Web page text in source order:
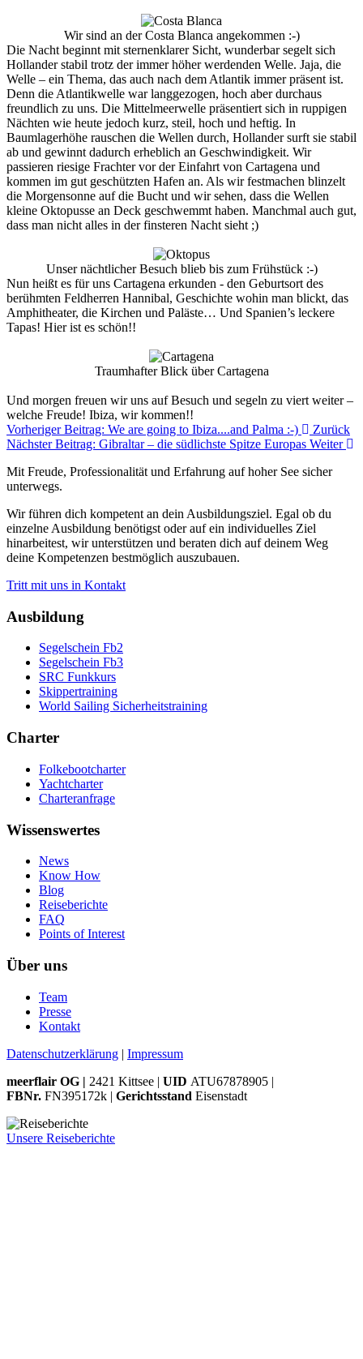
Wir sind an der Costa Blanca angekommen :-)
Die Nacht beginnt mit sternenklarer Sicht, wunderbar segelt sich
Hollander stabil trotz der immer höher werdenden Welle. Jaja, die
Welle – ein Thema, das auch nach dem Atlantik immer präsent ist.
Denn die Atlantikwelle war langgezogen, hoch aber durchaus
freundlich zu uns. Die Mittelmeerwelle präsentiert sich in ruppigen
Nächten wie heute jedoch kurz, steil, hoch und heftig. In
Baumlagerhöhe rauschen die Wellen durch, Hollander surft sie stabil
ab und gewinnt dadurch erheblich an Geschwindigkeit. Wir
passieren riesige Frachter vor der Einfahrt von Cartagena und
kommen im gut geschützten Hafen an. Als wir festmachen blinzelt
die Morgensonne auf die Bucht und wir sehen, dass die Wellen
kleine Oktopusse an Deck geschwemmt haben. Manchmal auch gut,
dass man nicht alles in der finsteren Nacht sieht ;)
Unser nächtlicher Besuch blieb bis zum Frühstück :-)
Nun heißt es für uns Cartagena erkunden - den Geburtsort des
berühmten Feldherren Hannibal, Geschichte wohin man blickt, das
Amphitheater, die Kirchen und Paläste… Und Spanien’s leckere
Tapas! Hier ist es schön!!
Traumhafter Blick über Cartagena
Und morgen freuen wir uns auf Besuch und segeln zu viert weiter –
welche Freude! Ibiza, wir kommen!!
Vorheriger Beitrag: We are going to Ibiza....and Palma :-)
Zurück
Nächster Beitrag: Gibraltar – die südlichste Spitze Europas Weiter
Mit Freude, Professionalität und Erfahrung auf hoher See sicher
unterwegs.
Wir führen dich kompetent an dein Ausbildungsziel. Egal ob du
einzelne Ausbildung benötigst oder auf ein individuelles Ziel
hinarbeitest, wir unterstützen und beraten dich auf deinem Weg
deine Kompetenzen bestmöglich auszubauen.
Tritt mit uns in Kontakt
Ausbildung
Segelschein Fb2
Segelschein Fb3
SRC Funkkurs
Skippertraining
World Sailing Sicherheitstraining
Charter
Folkebootcharter
Yachtcharter
Charteranfrage
Wissenswertes
News
Know How
Blog
Reiseberichte
FAQ
Points of Interest
Über uns
Team
Presse
Kontakt
Datenschutzerklärung | Impressum
meerflair OG | 2421 Kittsee | UID ATU67878905 |
FBNr. FN395172k | Gerichtsstand Eisenstadt
Unsere Reiseberichte